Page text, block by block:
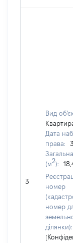
3
Вид
Дата
права:
(м2):
номер
номер
ділянки):